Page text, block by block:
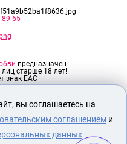
89-65
предназначен
старше 18 лет!
знак EAC
вы соглашаетесь на
соглашениеми
данных